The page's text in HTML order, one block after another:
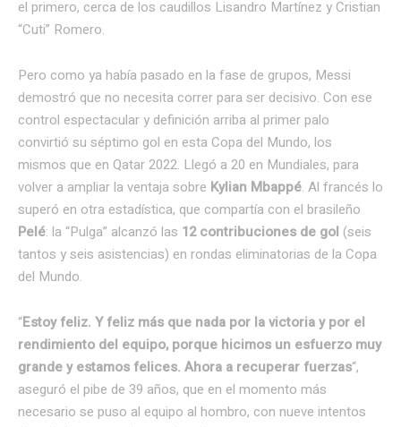
el primero, cerca de los caudillos Lisandro Martínez y Cristian
“Cuti” Romero.
Pero como ya había pasado en la fase de grupos, Messi
demostró que no necesita correr para ser decisivo. Con ese
control espectacular y definición arriba al primer palo
convirtió su séptimo gol en esta Copa del Mundo, los
mismos que en Qatar 2022. Llegó a 20 en Mundiales, para
volver a ampliar la ventaja sobre Kylian Mbappé. Al francés lo
superó en otra estadística, que compartía con el brasileño
Pelé: la “Pulga” alcanzó las 12 contribuciones de gol (seis
tantos y seis asistencias) en rondas eliminatorias de la Copa
del Mundo.
“Estoy feliz. Y feliz más que nada por la victoria y por el
rendimiento del equipo, porque hicimos un esfuerzo muy
grande y estamos felices. Ahora a recuperar fuerzas“,
aseguró el pibe de 39 años, que en el momento más
necesario se puso al equipo al hombro, con nueve intentos